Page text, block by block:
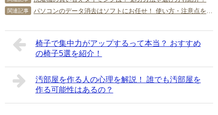
ょう。
水はねや油汚れから床を守る
キッチンマットの主な役割は、水はねや油汚れから床を守
ることです。キッチンで洗いものや調理をすれば、水はね
す。
こまめに油汚れや水分を拭き取る
キッチンマットは、こまめに汚れや水分を拭き取るように
しましょう。油汚れや水分は、付着してすぐなら簡単に取
よくある質問
す。それぞれ参考にしてください。
Q．ほとんどキッチンに立たない場合でもキッチンマットは
必要？
A．キッチンに立つことがある以上は、キッチンマットがあ
関連記事 パソコンのデータ消去はソフトにお任せ！ 使い方・注意点を解説！
椅子で集中力がアップするって本当？ おすすめ
の椅子5選を紹介！
汚部屋を作る人の心理を解説！ 誰でも汚部屋を
作る可能性はあるの？